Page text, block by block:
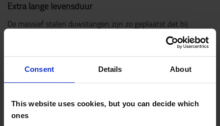
Consent Details About
This website uses cookies, but you can decide which
ones
Extra lange levensduur
De massief stalen duwstangen zijn zo geplaatst dat bij
kortstondige overbelasting de kans op vervorming
onderhoudskosten, zorgen voor hoge duurzaamheid en een
langere levensduur.